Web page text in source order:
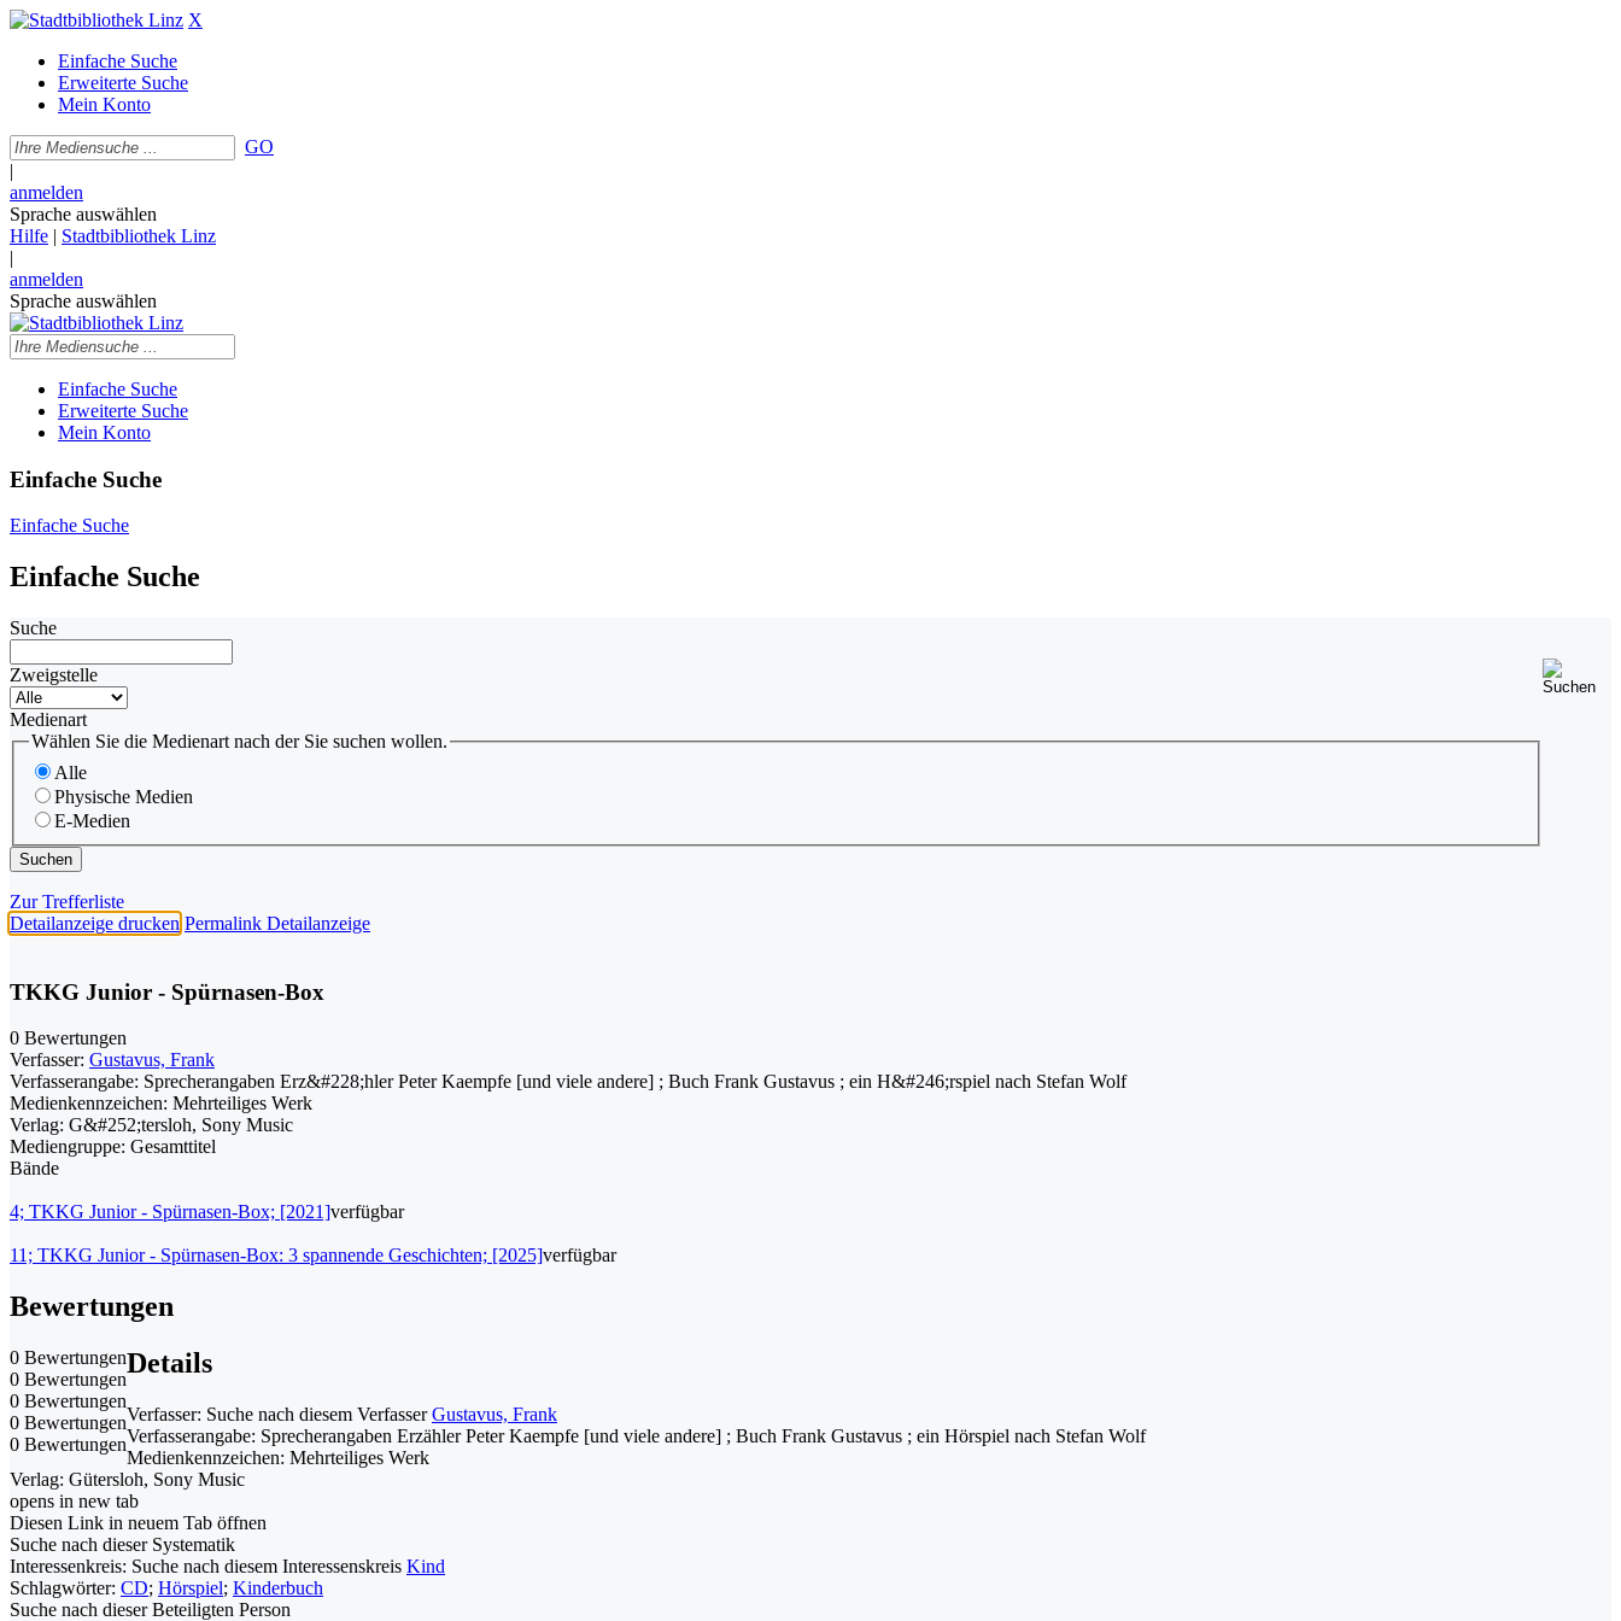
X
Einfache Suche
Erweiterte Suche
Mein Konto
GO
|
anmelden
Sprache auswählen
Hilfe | Stadtbibliothek Linz
|
anmelden
Sprache auswählen
Einfache Suche
Erweiterte Suche
Mein Konto
Einfache Suche
Einfache Suche
Einfache Suche
Suche
Zweigstelle
Medienart
Wählen Sie die Medienart nach der Sie suchen wollen.
Alle
Physische Medien
E-Medien
Zur Trefferliste
Detailanzeige drucken Permalink Detailanzeige
TKKG Junior - Spürnasen-Box
0 Bewertungen
Verfasser: Gustavus, Frank
Verfasserangabe: Sprecherangaben Erz&#228;hler Peter Kaempfe [und viele andere] ; Buch Frank Gustavus ; ein H&#246;rspiel nach Stefan Wolf
Medienkennzeichen: Mehrteiliges Werk
Verlag: G&#252;tersloh, Sony Music
Mediengruppe: Gesamttitel
Bände
4; TKKG Junior - Spürnasen-Box; [2021]verfügbar
11; TKKG Junior - Spürnasen-Box: 3 spannende Geschichten; [2025]verfügbar
Bewertungen
0 Bewertungen
0 Bewertungen
0 Bewertungen
0 Bewertungen
0 Bewertungen
Details
Verfasser: Suche nach diesem Verfasser Gustavus, Frank
Verfasserangabe: Sprecherangaben Erzähler Peter Kaempfe [und viele andere] ; Buch Frank Gustavus ; ein Hörspiel nach Stefan Wolf
Medienkennzeichen: Mehrteiliges Werk
Verlag: Gütersloh, Sony Music
opens in new tab
Diesen Link in neuem Tab öffnen
Suche nach dieser Systematik
Interessenkreis: Suche nach diesem Interessenskreis Kind
Schlagwörter: CD; Hörspiel; Kinderbuch
Suche nach dieser Beteiligten Person